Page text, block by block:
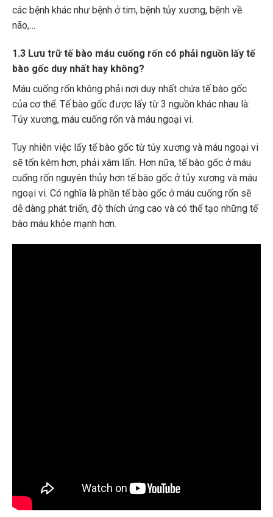
các bệnh khác như bệnh ở tim, bệnh tủy xương, bệnh về
não,…
1.3 Lưu trữ tế bào máu cuống rốn có phải nguồn lấy tế
bào gốc duy nhất hay không?
Máu cuống rốn không phải nơi duy nhất chứa tế bào gốc
của cơ thể. Tế bào gốc được lấy từ 3 nguồn khác nhau là:
Tủy xương, máu cuống rốn và máu ngoại vi.
Tuy nhiên việc lấy tế bào gốc từ tủy xương và máu ngoại vi
sẽ tốn kém hơn, phải xâm lấn. Hơn nữa, tế bào gốc ở máu
cuống rốn nguyên thủy hơn tế bào gốc ở tủy xương và máu
ngoại vi. Có nghĩa là phần tế bào gốc ở máu cuống rốn sẽ
dễ dàng phát triển, độ thích ứng cao và có thể tạo những tế
bào máu khỏe mạnh hơn.